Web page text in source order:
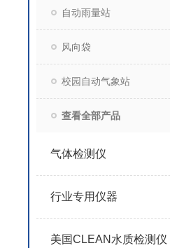
自动雨量站
风向袋
校园自动气象站
查看全部产品
气体检测仪
行业专用仪器
美国CLEAN水质检测仪